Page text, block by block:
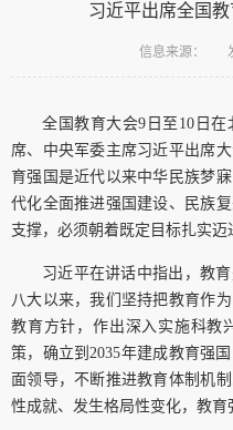
习近平出席全国
信息来源：
全国教育大会9日至10日
席、中央军委主席习近平出席
育强国是近代以来中华民族梦
代化全面推进强国建设、民族
支撑，必须朝着既定目标扎实迈
习近平在讲话中指出，教
八大以来，我们坚持把教育作
教育方针，作出深入实施科教
策，确立到2035年建成教育强
面领导，不断推进教育体制机
性成就、发生格局性变化，教育